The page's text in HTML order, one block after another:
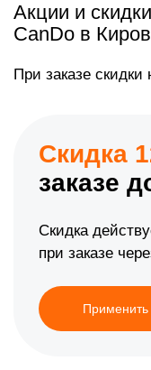
Акции и
CanDo в
При заказе
Скидка
заказе
Скидка
при заказе
Применить